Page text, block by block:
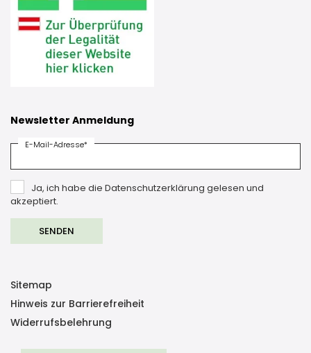
Newsletter Anmeldung
E-Mail-Adresse*
Ja, ich habe die Datenschutzerklärung gelesen und
akzeptiert.
Sitemap
Hinweis zur Barrierefreiheit
Widerrufsbelehrung